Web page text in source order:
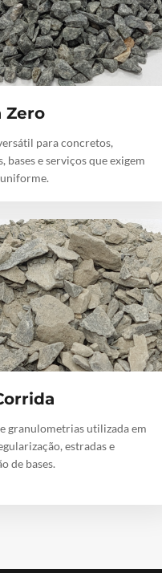
Zero
para concretos,
bases e serviços que exigem
granulometrias utilizada em
estradas e
de bases.